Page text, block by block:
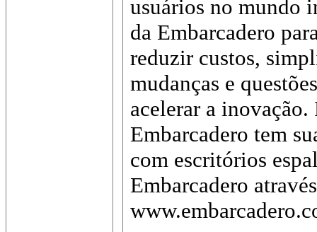
usuários no mundo
da Embarcadero
reduzir custos,
mudanças e
acelerar a
Embarcadero tem
com escritórios
Embarcadero